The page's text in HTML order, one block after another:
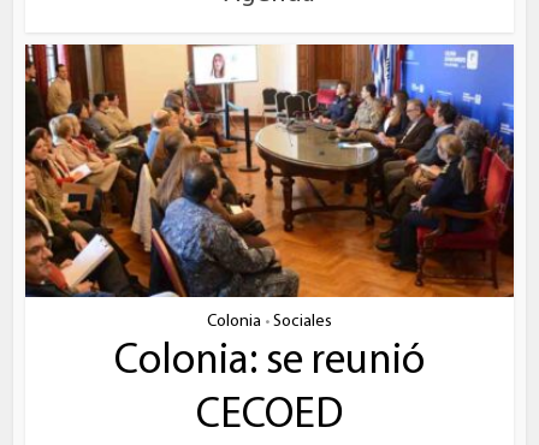
Colonia • Sociales
Colonia: se reunió
CECOED